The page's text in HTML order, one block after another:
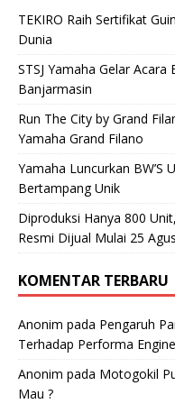
TEKIRO Raih Sertifikat
Dunia
STSJ Yamaha Gelar Acara
Banjarmasin
Run The City by Grand
Yamaha Grand Filano
Yamaha Luncurkan BW’S
Bertampang Unik
Diproduksi Hanya 800
Resmi Dijual Mulai 25
KOMENTAR TERBARU
Anonim pada Pengaruh
Terhadap Performa Engine
Anonim pada Motogokil
Mau ?